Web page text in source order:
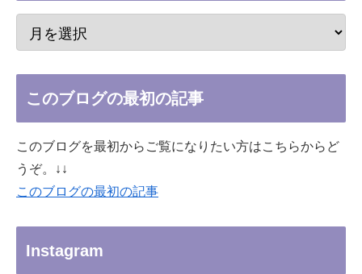
このブログの最初の記事
このブログを最初からご覧になりたい方はこちらからど
うぞ。↓↓
このブログの最初の記事
Instagram